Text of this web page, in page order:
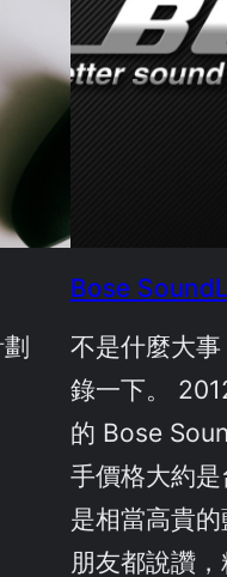
Bose
不是什麼大
錄一下。
的 Bose
手價格大約
是相當高貴
朋友都說讚